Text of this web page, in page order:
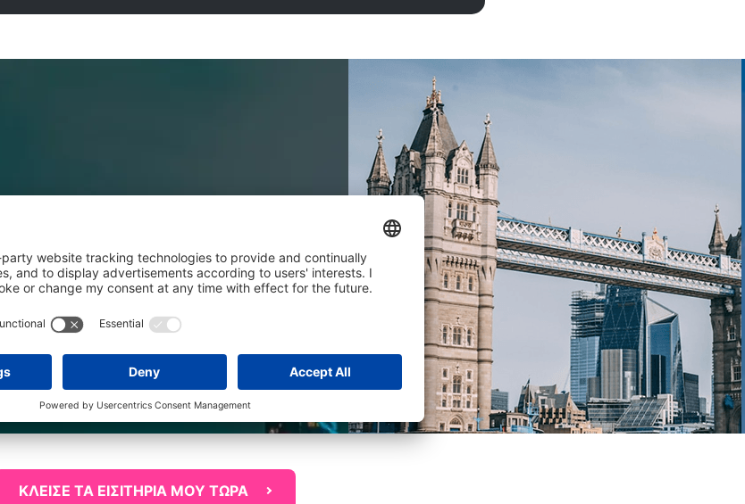
ΚΛΕΙΣΕ ΤΑ ΕΙΣΙΤΗΡΙΑ ΜΟΥ ΤΩΡΑ